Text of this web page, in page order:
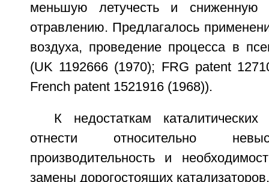
меньшую летучесть и сниженную
отравлению. Предлагалось
воздуха, проведение процесса в
(UK 1192666 (1970); FRG patent
French patent 1521916 (1968)).
К недостаткам
отнести относительно
производительность и
замены дорогостоящих катализаторов.